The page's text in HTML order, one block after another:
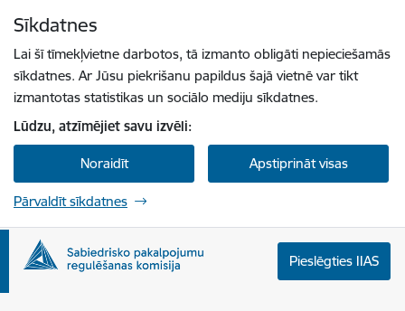
Sīkdatnes
Lai šī tīmekļvietne darbotos, tā izmanto obligāti nepieciešamās
sīkdatnes. Ar Jūsu piekrišanu papildus šajā vietnē var tikt
izmantotas statistikas un sociālo mediju sīkdatnes.
Lūdzu, atzīmējiet savu izvēli:
Noraidīt Apstiprināt visas
Pārvaldīt sīkdatnes
Pieslēgties IIAS